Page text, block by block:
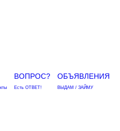
ВОПРОС?
Есть ОТВЕТ!
ОБЪЯВЛЕНИЯ
ВЫДАМ / ЗАЙМУ